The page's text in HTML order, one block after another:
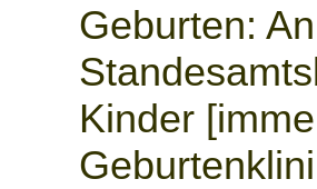
Geburten:
Kinder